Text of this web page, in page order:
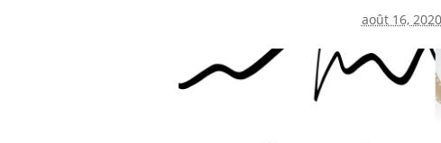
août 16, 2020